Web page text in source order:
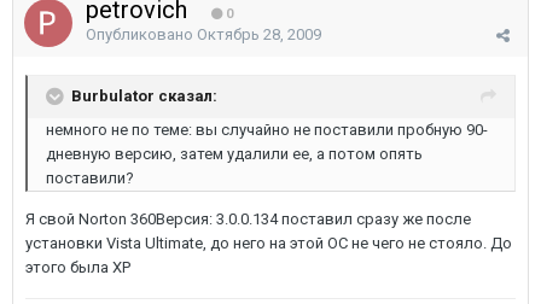
petrovich 0
Опубликовано Октябрь 28, 2009
Burbulator сказал:
немного не по теме: вы случайно не поставили пробную 90-
дневную версию, затем удалили ее, а потом опять
поставили?
Я свой Norton 360Версия: 3.0.0.134 поставил сразу же после
установки Vista Ultimate, до него на этой ОС не чего не стояло. До
этого была ХР